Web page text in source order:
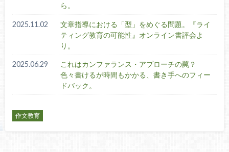
ら。
2025.11.02
文章指導における「型」をめぐる問題。『ライ
ティング教育の可能性』オンライン書評会よ
り。
2025.06.29
これはカンファランス・アプローチの罠？
色々書けるが時間もかかる、書き手へのフィー
ドバック。
作文教育